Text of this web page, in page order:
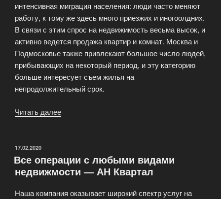
интенсивная миграция населения: люди часто меняют
работу, к тому же здесь много приезжих и иногоолдних.
В связи с этим спрос на недвижимость весьма высок, и
активно ведется продажа квартир и комнат. Москва и
Подмосковье также привлекают большое число людей,
прибывающих на некоторый период, и эту категорию
больше интересует съем жилья на
непродолжительный срок.
Читать далее
и
Подмосковье»
ОПУБЛИКОВАНО
17.02.2020
Все операции с любыми видами
недвижмости — АН Квартал
Наша компания оказывает широкий спектр услуг на